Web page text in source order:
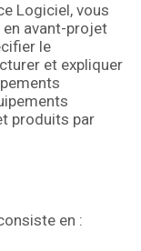
Logiciel, vous
avant-projet
le
et expliquer
produits par
en :